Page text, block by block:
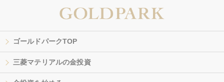
ゴールドパークTOP
三菱マテリアルの金投資